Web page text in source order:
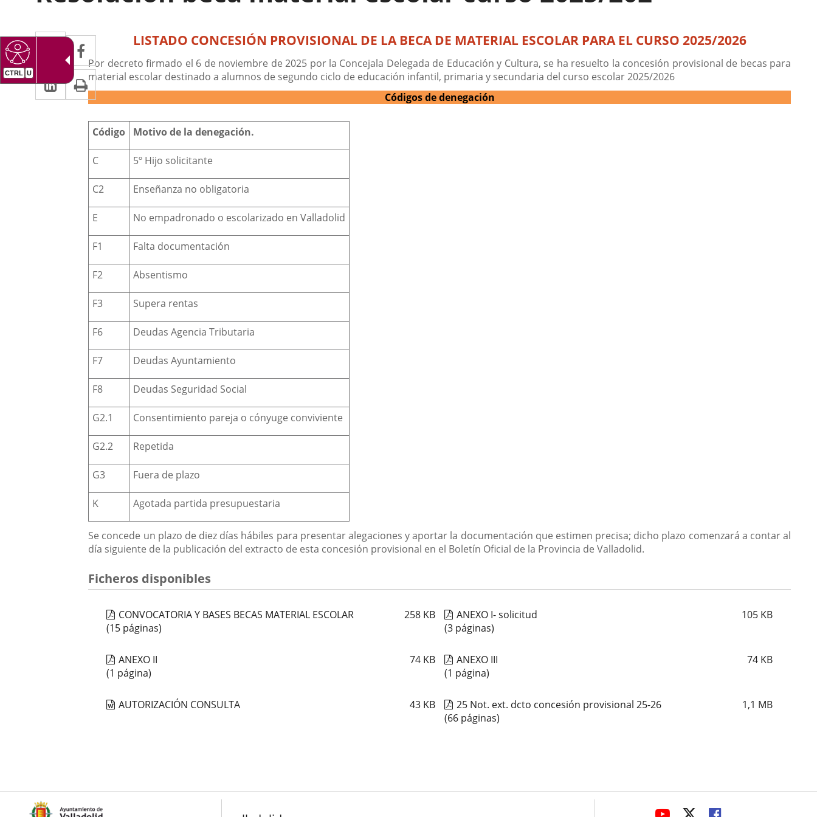
Twitter
Enlace
una
aplicación
externa.
Facebook
a
una
aplicación
externa.
LinkedIn
Enlace
a
aplicación
externa.
Imprimir
DescripciónLISTADO CONCESIÓN PROVISIONAL DE LA BECA DE MATERIAL ESCOLAR PARA EL CURSO 2025/2026
Por decreto firmado el 6 de noviembre de 2025 por la Concejala Delegada de Educación y Cultura, se ha resuelto la concesión provisional de becas para
material escolar destinado a alumnos de segundo ciclo de educación infantil, primaria y secundaria del curso escolar 2025/2026
Códigos de denegación
Código Motivo de la denegación.
C 5º Hijo solicitante
C2 Enseñanza no obligatoria
E No empadronado o escolarizado en Valladolid
F1 Falta documentación
F2 Absentismo
F3 Supera rentas
F6 Deudas Agencia Tributaria
F7 Deudas Ayuntamiento
F8 Deudas Seguridad Social
G2.1 Consentimiento pareja o cónyuge conviviente
G2.2 Repetida
G3 Fuera de plazo
K Agotada partida presupuestaria
Se concede un plazo de diez días hábiles para presentar alegaciones y aportar la documentación que estimen precisa; dicho plazo comenzará a contar al
día siguiente de la publicación del extracto de esta concesión provisional en el Boletín Oficial de la Provincia de Valladolid.
Ficheros disponibles
CONVOCATORIA Y BASES BECAS MATERIAL ESCOLAR 258 KB
(15 páginas)
ANEXO I- solicitud 105 KB
(3 páginas)
ANEXO II 74 KB
(1 página)
ANEXO III 74 KB
(1 página)
AUTORIZACIÓN CONSULTA 43 KB 25 Not. ext. dcto concesión provisional 25-26 1,1 MB
(66 páginas)
ENLACEENLACEENLACE